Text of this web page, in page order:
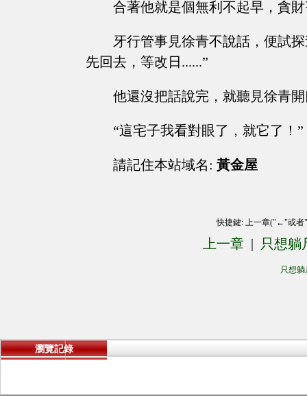
合著他就是個無利不起早，貪
牙行管事見徐青不說話，便試
先回去，等改日......”
他還沒把話說完，就聽見徐青
“這宅子我看對眼了，就它了！”
請記住本站域名: 黃金屋
快捷鍵: 上一章("←"或
上一章 | 只想躺
只想
瀏覽記錄